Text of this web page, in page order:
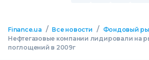
Finance.ua / Все новости / Фондовый
Нефтегазовые компании лидировали на
поглощений в 2009г